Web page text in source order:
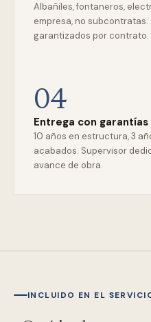
Albañiles, fontaneros,
empresa, no
garantizados por contrato.
04
Entrega con
10 años en estructura, 3
acabados. Supervisor
avance de obra.
INCLUIDO EN EL